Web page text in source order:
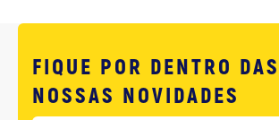
FIQUE POR DENTRO DAS
NOSSAS NOVIDADES